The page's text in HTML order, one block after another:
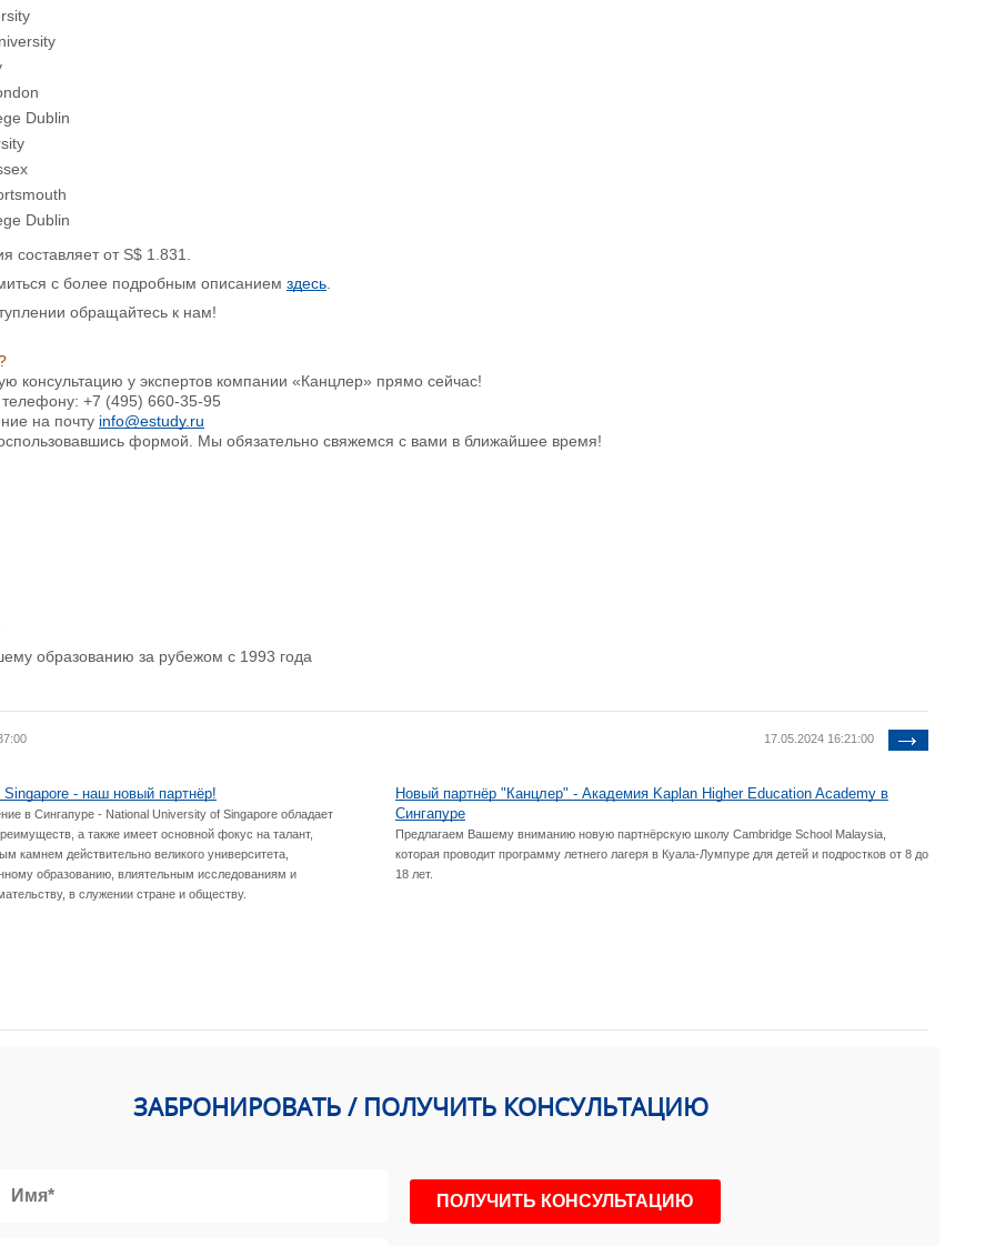
Dublin
Dublin
составляет от S$ 1.831.
с более подробным описанием здесь
обращайтесь к нам!
консультацию у экспертов компании «Канцлер» прямо сейчас!
+7 (495) 660-35-95
на почту info@estudy.ru
формой. Мы обязательно свяжемся с вами в ближайшее время!
образованию за рубежом с 1993 года
- наш новый партнёр!
в Сингапуре - National University of Singapore обладает
а также имеет основной фокус на талант,
камнем действительно великого университета,
образованию, влиятельным исследованиям и
в служении стране и обществу.
17.05.2024 16:21:00
Новый партнёр "Канцлер" - Академия Kaplan Higher Education Academy в
Сингапуре
Предлагаем Вашему вниманию новую партнёрскую школу Cambridge School Malaysia,
которая проводит программу летнего лагеря в Куала-Лумпуре для детей и подростков от 8 до
18 лет.
ЗАБРОНИРОВАТЬ / ПОЛУЧИТЬ КОНСУЛЬТАЦИЮ